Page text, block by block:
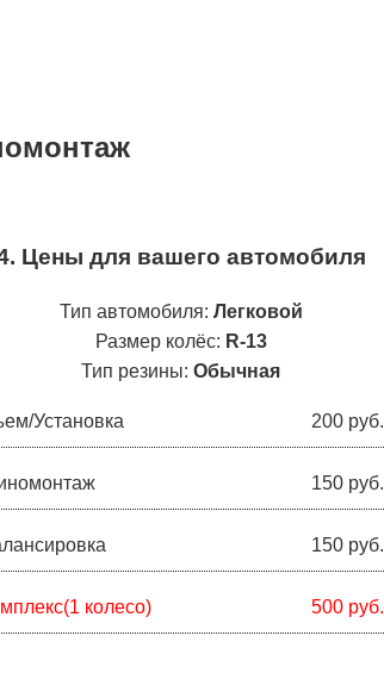
Цены для вашего автомобиля
Тип автомобиля: Легковой
Размер колёс: R-13
Тип резины: Обычная
Установка 200 руб.
150 руб.
150 руб.
колесо) 500 руб.